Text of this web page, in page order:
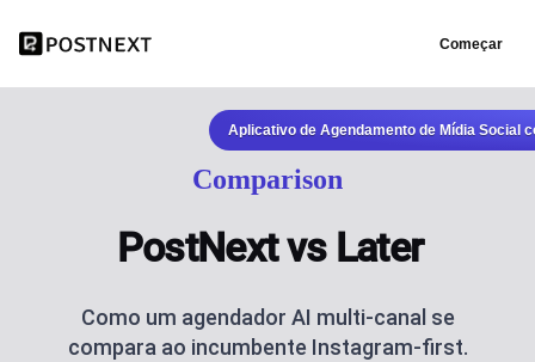
Começar
Aplicativo de Agendamento de Mídia Social
Comparison
PostNext vs Later
Como um agendador AI multi-canal se
compara ao incumbente Instagram-first.